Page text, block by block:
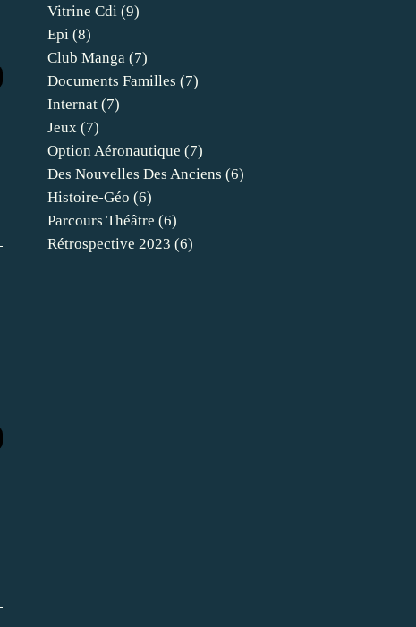
Vitrine Cdi (9)
Epi (8)
Club Manga (7)
Documents Familles (7)
Internat (7)
Jeux (7)
Option Aéronautique (7)
Des Nouvelles Des Anciens (6)
Histoire-Géo (6)
Parcours Théâtre (6)
Rétrospective 2023 (6)